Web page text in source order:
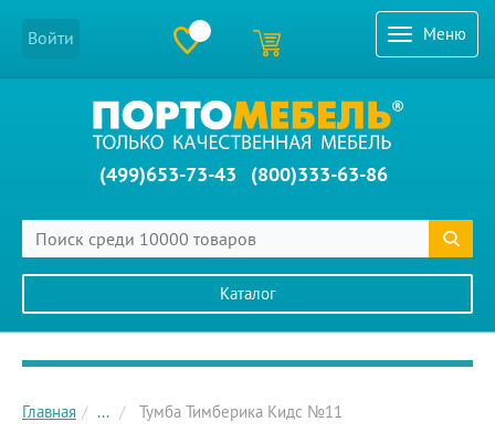
Меню
Войти
(499)653-73-43 (800)333-63-86
Каталог
Главное меню сайта
Главная ... Тумба Тимберика Кидс №11